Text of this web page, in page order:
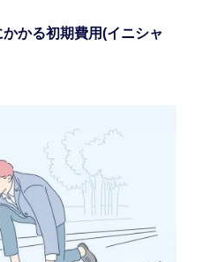
かる初期費用(イニシャ